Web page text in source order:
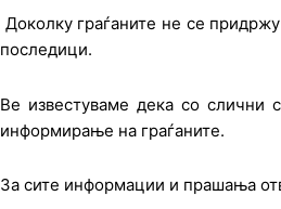
Доколку граѓаните не се
последици.
Ве известуваме дека со слични
информирање на граѓаните.
За сите информации и прашања